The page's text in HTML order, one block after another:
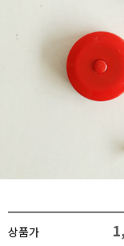
상품가